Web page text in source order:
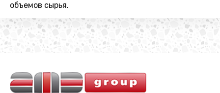
объемов сырья.